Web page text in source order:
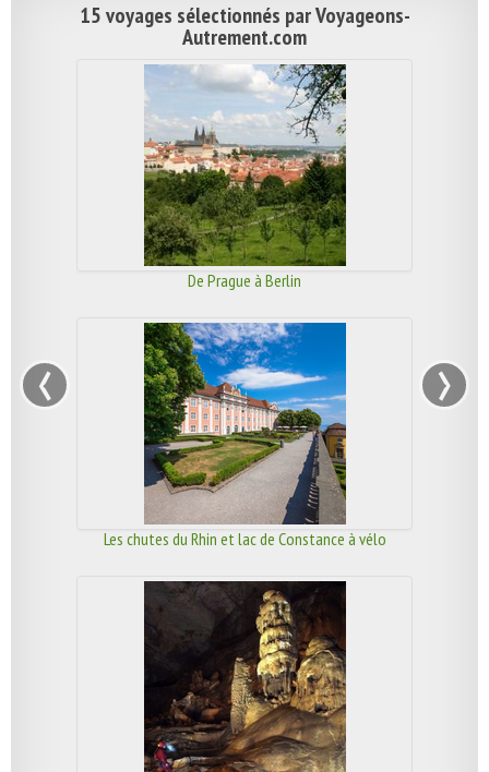
15 voyages sélectionnés par Voyageons-
Autrement.com
De Prague à Berlin
Les chutes du Rhin et lac de Constance à vélo
‹ ›